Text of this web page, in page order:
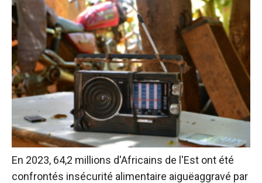
En 2023, 64,2 millions d'Africains de l'Est ont été
confrontés insécurité alimentaire aiguëaggravé par